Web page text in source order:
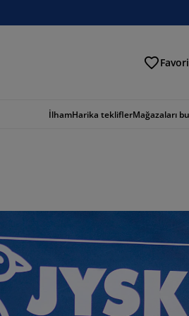
İlhamHarika tekliflerMağazaları